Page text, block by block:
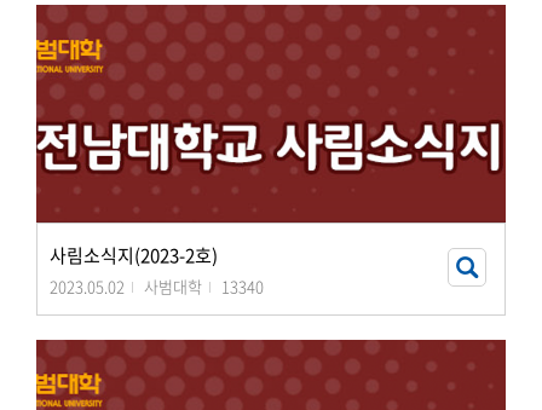
사림소식지(2023-2호)
2023.05.02 사범대학 13340